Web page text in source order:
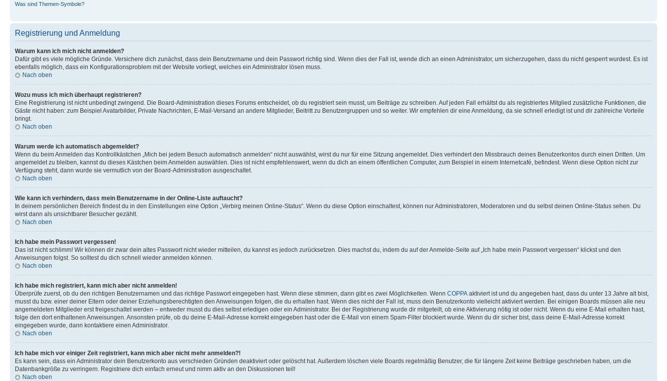
Was sind Themen-Symbole?
Registrierung und Anmeldung
Warum kann ich mich nicht anmelden?
Dafür gibt es viele mögliche Gründe. Versichere dich zunächst, dass dein Benutzername und dein Passwort richtig sind. Wenn dies der Fall ist, wende dich an einen Administrator, um sicherzugehen, dass du nicht gesperrt wurdest. Es ist
ebenfalls möglich, dass ein Konfigurationsproblem mit der Website vorliegt, welches ein Administrator lösen muss.
Nach oben
Wozu muss ich mich überhaupt registrieren?
Eine Registrierung ist nicht unbedingt zwingend. Die Board-Administration dieses Forums entscheidet, ob du registriert sein musst, um Beiträge zu schreiben. Auf jeden Fall erhältst du als registriertes Mitglied zusätzliche Funktionen, die
Gäste nicht haben: zum Beispiel Avatarbilder, Private Nachrichten, E-Mail-Versand an andere Mitglieder, Beitritt zu Benutzergruppen und so weiter. Wir empfehlen dir eine Anmeldung, da sie schnell erledigt ist und dir zahlreiche Vorteile
bringt.
Nach oben
Warum werde ich automatisch abgemeldet?
Wenn du beim Anmelden das Kontrollkästchen „Mich bei jedem Besuch automatisch anmelden“ nicht auswählst, wirst du nur für eine Sitzung angemeldet. Dies verhindert den Missbrauch deines Benutzerkontos durch einen Dritten. Um
angemeldet zu bleiben, kannst du dieses Kästchen beim Anmelden auswählen. Dies ist nicht empfehlenswert, wenn du dich an einem öffentlichen Computer, zum Beispiel in einem Internetcafé, befindest. Wenn diese Option nicht zur
Verfügung steht, dann wurde sie vermutlich von der Board-Administration ausgeschaltet.
Nach oben
Wie kann ich verhindern, dass mein Benutzername in der Online-Liste auftaucht?
In deinem persönlichen Bereich findest du in den Einstellungen eine Option „Verbirg meinen Online-Status“. Wenn du diese Option einschaltest, können nur Administratoren, Moderatoren und du selbst deinen Online-Status sehen. Du
wirst dann als unsichtbarer Besucher gezählt.
Nach oben
Ich habe mein Passwort vergessen!
Das ist nicht schlimm! Wir können dir zwar dein altes Passwort nicht wieder mitteilen, du kannst es jedoch zurücksetzen. Dies machst du, indem du auf der Anmelde-Seite auf „Ich habe mein Passwort vergessen“ klickst und den
Anweisungen folgst. So solltest du dich schnell wieder anmelden können.
Nach oben
Ich habe mich registriert, kann mich aber nicht anmelden!
Überprüfe zuerst, ob du den richtigen Benutzernamen und das richtige Passwort eingegeben hast. Wenn diese stimmen, dann gibt es zwei Möglichkeiten. Wenn COPPA aktiviert ist und du angegeben hast, dass du unter 13 Jahre alt bist,
musst du bzw. einer deiner Eltern oder deiner Erziehungsberechtigten den Anweisungen folgen, die du erhalten hast. Wenn dies nicht der Fall ist, muss dein Benutzerkonto vielleicht aktiviert werden. Bei einigen Boards müssen alle neu
angemeldeten Mitglieder erst freigeschaltet werden – entweder musst du dies selbst erledigen oder ein Administrator. Bei der Registrierung wurde dir mitgeteilt, ob eine Aktivierung nötig ist oder nicht. Wenn du eine E-Mail erhalten hast,
folge den dort enthaltenen Anweisungen. Ansonsten prüfe, ob du deine E-Mail-Adresse korrekt eingegeben hast oder die E-Mail von einem Spam-Filter blockiert wurde. Wenn du dir sicher bist, dass deine E-Mail-Adresse korrekt
eingegeben wurde, dann kontaktiere einen Administrator.
Nach oben
Ich habe mich vor einiger Zeit registriert, kann mich aber nicht mehr anmelden?!
Es kann sein, dass ein Administrator dein Benutzerkonto aus verschieden Gründen deaktiviert oder gelöscht hat. Außerdem löschen viele Boards regelmäßig Benutzer, die für längere Zeit keine Beiträge geschrieben haben, um die
Datenbankgröße zu verringern. Registriere dich einfach erneut und nimm aktiv an den Diskussionen teil!
Nach oben